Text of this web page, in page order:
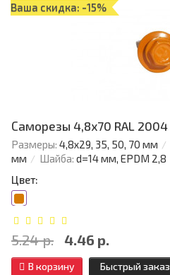
Ваша скидка: -15%
Саморезы 4,8х70 RAL 2004
Размеры: 4,8х29, 35, 50, 70 мм
мм
Шайба: d=14 мм, EPDM 2,8
Цвет:
5.24 р. 4.46 р.
В корзину Быстрый заказ